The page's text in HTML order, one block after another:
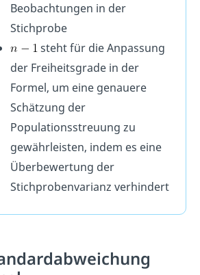
Beobachtungen in der
Stichprobe
steht für die Anpassung
der Freiheitsgrade in der
Formel, um eine genauere
Schätzung der
Populationsstreuung zu
gewährleisten, indem es eine
Überbewertung der
Stichprobenvarianz verhindert